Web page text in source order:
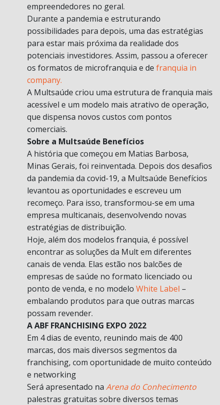
empreendedores no geral.
Durante a pandemia e estruturando
possibilidades para depois, uma das estratégias
para estar mais próxima da realidade dos
potenciais investidores. Assim, passou a oferecer
os formatos de microfranquia e de franquia in
company.
A Multsaúde criou uma estrutura de franquia mais
acessível e um modelo mais atrativo de operação,
que dispensa novos custos com pontos
comerciais.
Sobre a Multsaúde Benefícios
A história que começou em Matias Barbosa,
Minas Gerais, foi reinventada. Depois dos desafios
da pandemia da covid-19, a Multsaúde Benefícios
levantou as oportunidades e escreveu um
recomeço. Para isso, transformou-se em uma
empresa multicanais, desenvolvendo novas
estratégias de distribuição.
Hoje, além dos modelos franquia, é possível
encontrar as soluções da Mult em diferentes
canais de venda. Elas estão nos balcões de
empresas de saúde no formato licenciado ou
ponto de venda, e no modelo White Label –
embalando produtos para que outras marcas
possam revender.
A ABF FRANCHISING EXPO 2022
Em 4 dias de evento, reunindo mais de 400
marcas, dos mais diversos segmentos da
franchising, com oportunidade de muito conteúdo
e networking
Será apresentado na Arena do Conhecimento
palestras gratuitas sobre diversos temas